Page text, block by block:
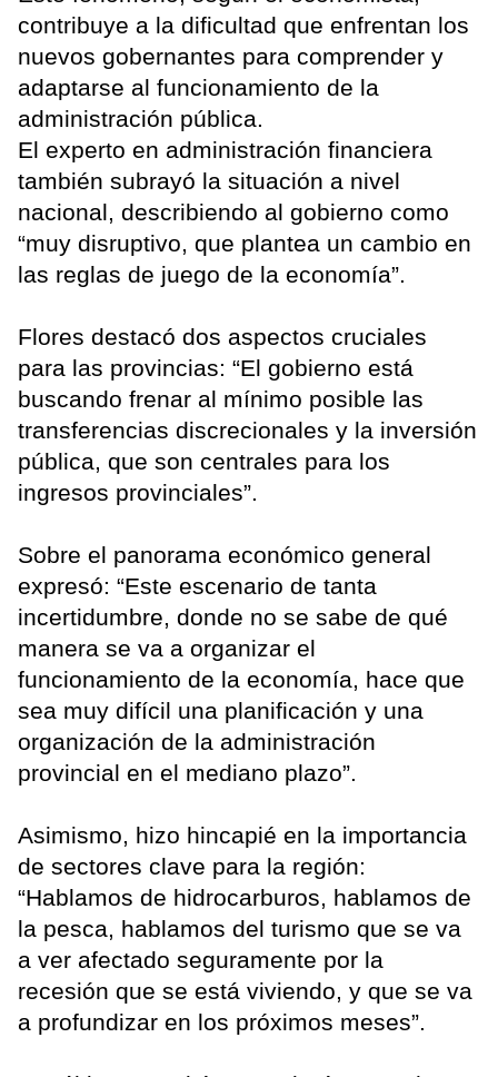
contribuye a la dificultad que enfrentan los
nuevos gobernantes para comprender y
adaptarse al funcionamiento de la
administración pública.
El experto en administración financiera
también subrayó la situación a nivel
nacional, describiendo al gobierno como
“muy disruptivo, que plantea un cambio en
las reglas de juego de la economía”.
Flores destacó dos aspectos cruciales
para las provincias: “El gobierno está
buscando frenar al mínimo posible las
transferencias discrecionales y la inversión
pública, que son centrales para los
ingresos provinciales”.
Sobre el panorama económico general
expresó: “Este escenario de tanta
incertidumbre, donde no se sabe de qué
manera se va a organizar el
funcionamiento de la economía, hace que
sea muy difícil una planificación y una
organización de la administración
provincial en el mediano plazo”.
Asimismo, hizo hincapié en la importancia
de sectores clave para la región:
“Hablamos de hidrocarburos, hablamos de
la pesca, hablamos del turismo que se va
a ver afectado seguramente por la
recesión que se está viviendo, y que se va
a profundizar en los próximos meses”.